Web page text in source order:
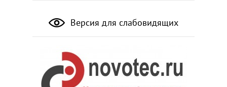
Версия для слабовидящих